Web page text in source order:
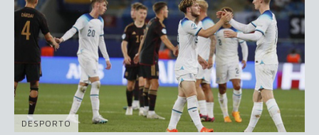
DESPORTO